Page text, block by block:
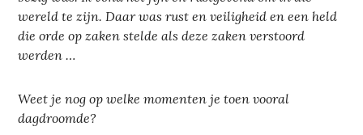
wereld te zijn. Daar was rust en veiligheid en een held
die orde op zaken stelde als deze zaken verstoord
werden …
Weet je nog op welke momenten je toen vooral
dagdroomde?